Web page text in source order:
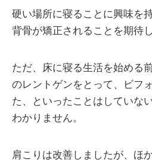
硬い場所に寝ることに興味を
背骨が矯正されることを期待
ただ、床に寝る生活を始める
のレントゲンをとって、ビフ
た、といったことはしていな
わかりません。
肩こりは改善しましたが、ほ